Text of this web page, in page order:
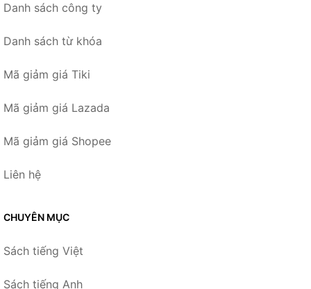
Danh sách công ty
Danh sách từ khóa
Mã giảm giá Tiki
Mã giảm giá Lazada
Mã giảm giá Shopee
Liên hệ
CHUYÊN MỤC
Sách tiếng Việt
Sách tiếng Anh